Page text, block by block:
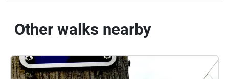
Other walks nearby